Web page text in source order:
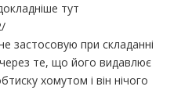
тут
застосовую при складанні
те, що його видавлює
хомутом і він нічого